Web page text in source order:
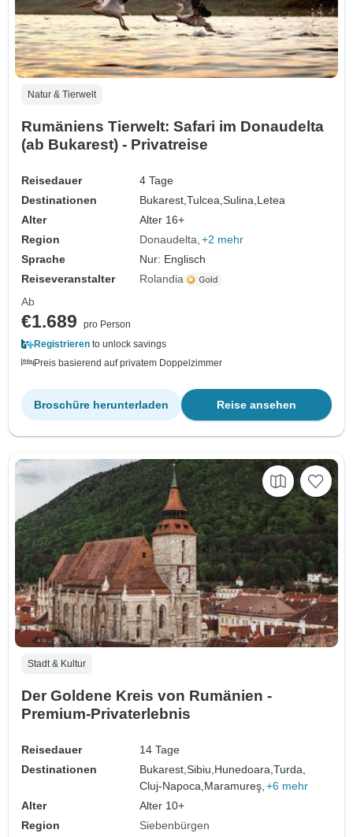
Natur & Tierwelt
Rumäniens Tierwelt: Safari im Donaudelta
(ab Bukarest) - Privatreise
Reisedauer
4 Tage
Destinationen
Bukarest,Tulcea,Sulina,Letea
Alter
Alter 16+
Region
Donaudelta +2 mehr
Sprache
Nur: Englisch
Reiseveranstalter
Rolandia
Ab
€1.689
pro Person
Registrieren to unlock savings
Preis basierend auf privatem Doppelzimmer
Reise ansehen
Broschüre herunterladen
Stadt & Kultur
Der Goldene Kreis von Rumänien -
Premium-Privaterlebnis
Reisedauer
14 Tage
Destinationen
Bukarest,Sibiu,Hunedoara,Turda,
Cluj-Napoca,Maramureş, +6 mehr
Alter
Alter 10+
Region
Siebenbürgen